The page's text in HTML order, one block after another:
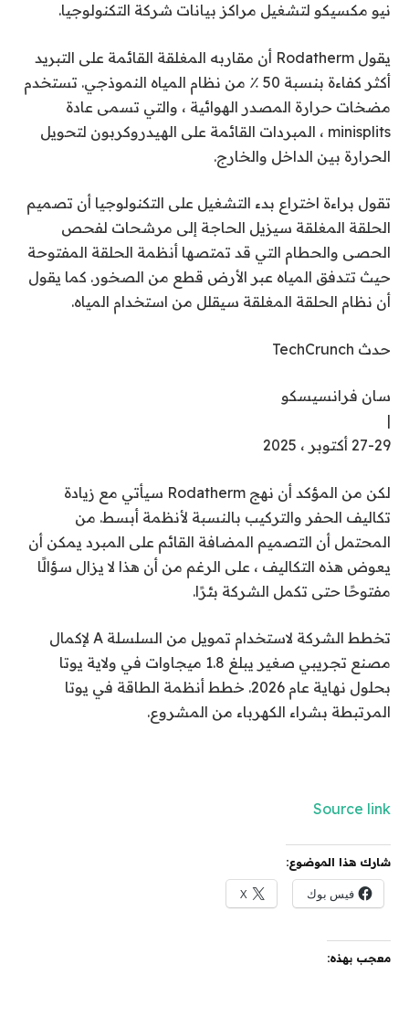
نيو مكسيكو لتشغيل مراكز بيانات شركة التكنولوجيا.
يقول Rodatherm أن مقاربه المغلقة القائمة على التبريد
أكثر كفاءة بنسبة 50 ٪ من نظام المياه النموذجي. تستخدم
مضخات حرارة المصدر الهوائية ، والتي تسمى عادة
minisplits ، المبردات القائمة على الهيدروكربون لتحويل
الحرارة بين الداخل والخارج.
تقول براءة اختراع بدء التشغيل على التكنولوجيا أن تصميم
الحلقة المغلقة سيزيل الحاجة إلى مرشحات لفحص
الحصى والحطام التي قد تمتصها أنظمة الحلقة المفتوحة
حيث تتدفق المياه عبر الأرض قطع من الصخور. كما يقول
أن نظام الحلقة المغلقة سيقلل من استخدام المياه.
حدث TechCrunch
سان فرانسيسكو
|
27-29 أكتوبر ، 2025
لكن من المؤكد أن نهج Rodatherm سيأتي مع زيادة
تكاليف الحفر والتركيب بالنسبة لأنظمة أبسط. من
المحتمل أن التصميم المضافة القائم على المبرد يمكن أن
يعوض هذه التكاليف ، على الرغم من أن هذا لا يزال سؤالًا
مفتوحًا حتى تكمل الشركة بئرًا.
تخطط الشركة لاستخدام تمويل من السلسلة A لإكمال
مصنع تجريبي صغير يبلغ 1.8 ميجاوات في ولاية يوتا
بحلول نهاية عام 2026. خطط أنظمة الطاقة في يوتا
المرتبطة بشراء الكهرباء من المشروع.
Source link
شارك هذا الموضوع:
فيس بوك X
معجب بهذه: